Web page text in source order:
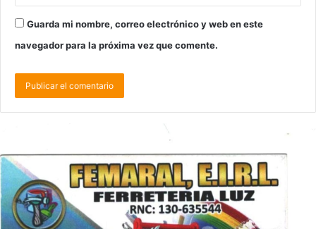
Guarda mi nombre, correo electrónico y web en este
navegador para la próxima vez que comente.